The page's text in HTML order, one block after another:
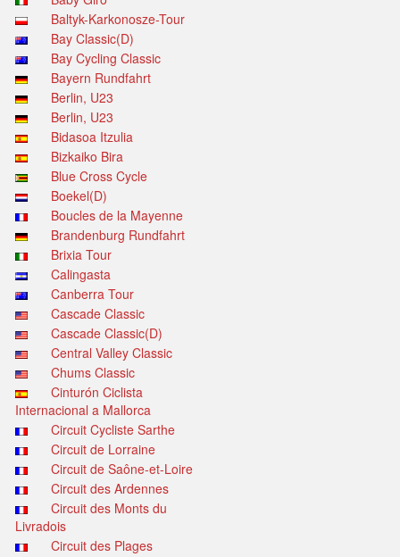
Baltyk-Karkonosze-Tour
Bay Classic(D)
Bay Cycling Classic
Bayern Rundfahrt
Berlin, U23
Berlin, U23
Bidasoa Itzulia
Bizkaiko Bira
Blue Cross Cycle
Boekel(D)
Boucles de la Mayenne
Brandenburg Rundfahrt
Brixia Tour
Calingasta
Canberra Tour
Cascade Classic
Cascade Classic(D)
Central Valley Classic
Chums Classic
Cinturón Ciclista
Internacional a Mallorca
Circuit Cycliste Sarthe
Circuit de Lorraine
Circuit de Saône-et-Loire
Circuit des Ardennes
Circuit des Monts du
Livradois
Circuit des Plages